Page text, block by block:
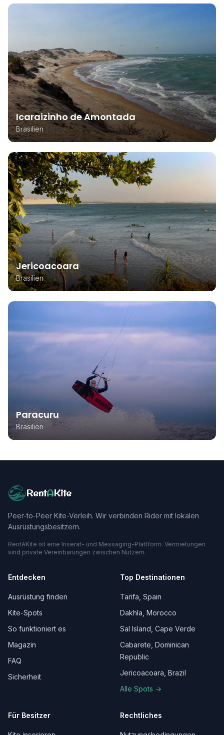
Icaraizinho de Amontada
Brasilien
Jericoacoara
Brasilien
Paracuru
Brasilien
RentAKite
Peer-to-Peer Kite-Verleih. Wir verbinden Rider mit lokalen
Ausrüstungsbesitzern.
RentAKite ist eine Inserat- und Messaging-Plattform. Vermietungen
sind private Vereinbarungen zwischen Nutzern.
Entdecken
Ausrüstung finden
Kite-Spots
So funktioniert es
Magazin
FAQ
Sicherheit
Top Destinationen
Tarifa, Spain
Dakhla, Morocco
Sal Island, Cape Verde
Cabarete, Dominican
Republic
Jericoacoara, Brazil
Alle Spots →
Für Besitzer Rechtliches